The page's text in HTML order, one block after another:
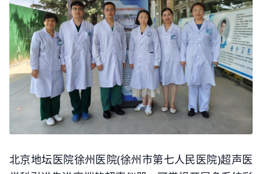
北京地坛医院徐州医院(徐州市第七人民医院)超声医